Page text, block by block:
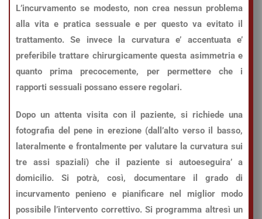
L’incurvamento se modesto, non crea nessun problema
alla vita e pratica sessuale e per questo va evitato il
trattamento. Se invece la curvatura e’ accentuata e’
preferibile trattare chirurgicamente questa asimmetria e
quanto prima precocemente, per permettere che i
rapporti sessuali possano essere regolari.
Dopo un attenta visita con il paziente, si richiede una
fotografia del pene in erezione (dall’alto verso il basso,
lateralmente e frontalmente per valutare la curvatura sui
tre assi spaziali) che il paziente si autoeseguira’ a
domicilio. Si potrà, così, documentare il grado di
incurvamento penieno e pianificare nel miglior modo
possibile l’intervento correttivo. Si programma altresì un